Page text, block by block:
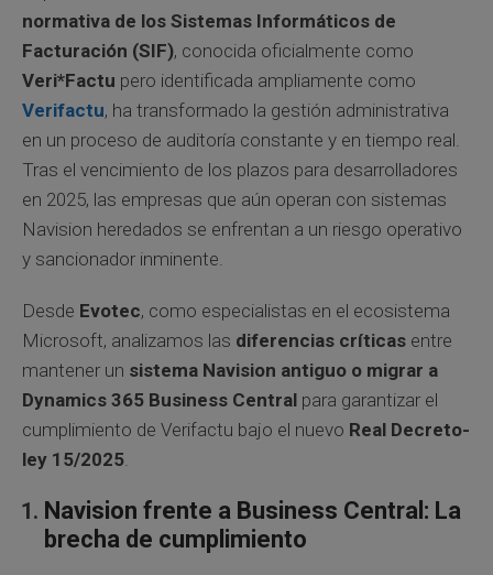
normativa de los Sistemas Informáticos de
Facturación (SIF), conocida oficialmente como
Veri*Factu pero identificada ampliamente como
Verifactu, ha transformado la gestión administrativa
en un proceso de auditoría constante y en tiempo real.
Tras el vencimiento de los plazos para desarrolladores
en 2025, las empresas que aún operan con sistemas
Navision heredados se enfrentan a un riesgo operativo
y sancionador inminente.
Desde Evotec, como especialistas en el ecosistema
Microsoft, analizamos las diferencias críticas entre
mantener un sistema Navision antiguo o migrar a
Dynamics 365 Business Central para garantizar el
cumplimiento de Verifactu bajo el nuevo Real Decreto-
ley 15/2025
Navision frente a Business Central: La
brecha de cumplimiento